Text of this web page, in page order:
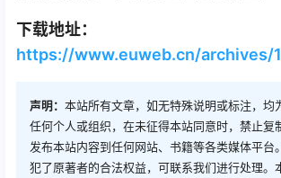
下载地址：
https://www.euweb.cn/archives/
声明： 本站所有文章，如无特殊说明或标注，均
任何个人或组织，在未征得本站同意时，禁止复
发布本站内容到任何网站、书籍等各类媒体平台
犯了原著者的合法权益，可联系我们进行处理。